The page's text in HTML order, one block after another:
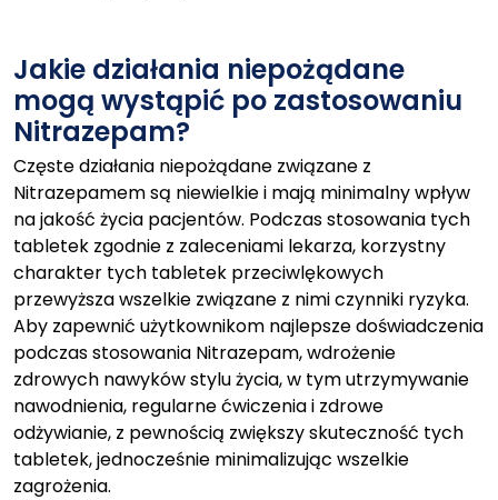
Jakie działania niepożądane
mogą wystąpić po zastosowaniu
Nitrazepam?
Częste działania niepożądane związane z
Nitrazepamem są niewielkie i mają minimalny wpływ
na jakość życia pacjentów. Podczas stosowania tych
tabletek zgodnie z zaleceniami lekarza, korzystny
charakter tych tabletek przeciwlękowych
przewyższa wszelkie związane z nimi czynniki ryzyka.
Aby zapewnić użytkownikom najlepsze doświadczenia
podczas stosowania Nitrazepam, wdrożenie
zdrowych nawyków stylu życia, w tym utrzymywanie
nawodnienia, regularne ćwiczenia i zdrowe
odżywianie, z pewnością zwiększy skuteczność tych
tabletek, jednocześnie minimalizując wszelkie
zagrożenia.